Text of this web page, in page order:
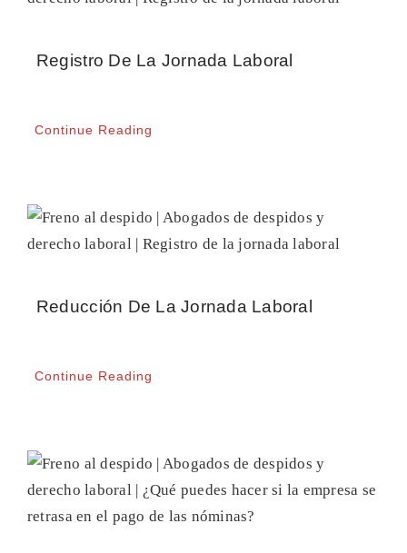
Registro De La Jornada Laboral
Continue Reading
Reducción De La Jornada Laboral
Continue Reading